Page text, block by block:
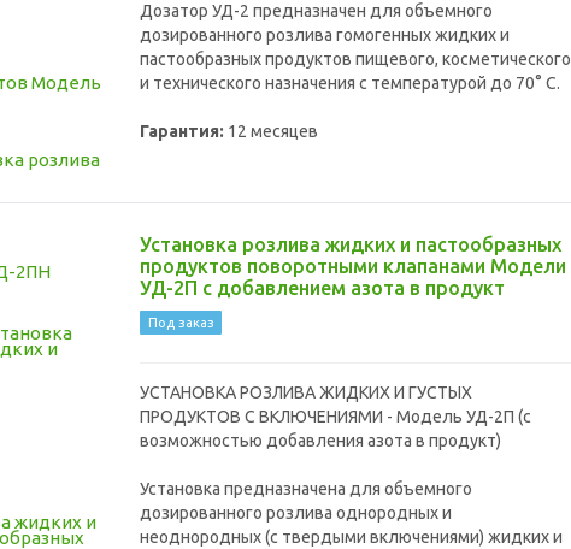
Дозатор УД-2 предназначен для объемного
дозированного розлива гомогенных жидких и
пастообразных продуктов пищевого, косметического
и технического назначения с температурой до 70° С.
Гарантия: 12 месяцев
Установка розлива жидких и пастообразных
продуктов поворотными клапанами Модели
УД-2П с добавлением азота в продукт
Под заказ
УСТАНОВКА РОЗЛИВА ЖИДКИХ И ГУСТЫХ
ПРОДУКТОВ С ВКЛЮЧЕНИЯМИ - Модель УД-2П (с
возможностью добавления азота в продукт)
Установка предназначена для объемного
дозированного розлива однородных и
неоднородных (с твердыми включениями) жидких и